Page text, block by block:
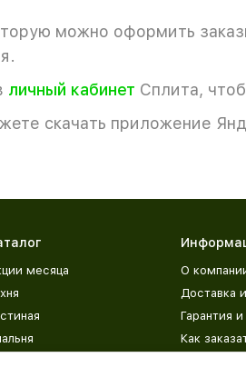
можно оформить
личный кабинет Сплита,
скачать приложение
месяца
О
Доставка
Гарантия
Как
База